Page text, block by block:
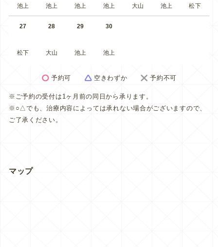
池上 池上 池上 池上 大山 池上 松下
27
松下
28
大山
29
池上
30
池上
予約可 空きわずか 予約不可
※ご予約の受付は1ヶ月前の同日から承ります。
※○△でも、治療内容によっては承れない場合がございますので、
ご了承ください。
マップ